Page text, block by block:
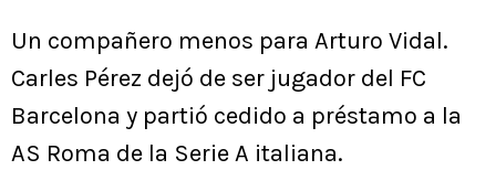
Un compañero menos para Arturo Vidal.
Carles Pérez dejó de ser jugador del FC
Barcelona y partió cedido a préstamo a la
AS Roma de la Serie A italiana.